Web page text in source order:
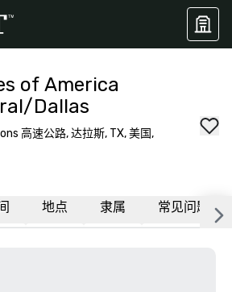
of America
Dallas
高速公路, 达拉斯, TX, 美国,
地点 隶属 常见问题